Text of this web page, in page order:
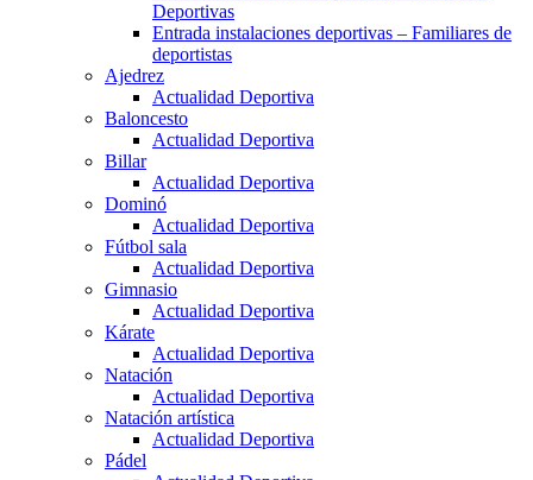
Deportivas
Entrada instalaciones deportivas – Familiares de
deportistas
Ajedrez
Actualidad Deportiva
Baloncesto
Actualidad Deportiva
Billar
Actualidad Deportiva
Dominó
Actualidad Deportiva
Fútbol sala
Actualidad Deportiva
Gimnasio
Actualidad Deportiva
Kárate
Actualidad Deportiva
Natación
Actualidad Deportiva
Natación artística
Actualidad Deportiva
Pádel